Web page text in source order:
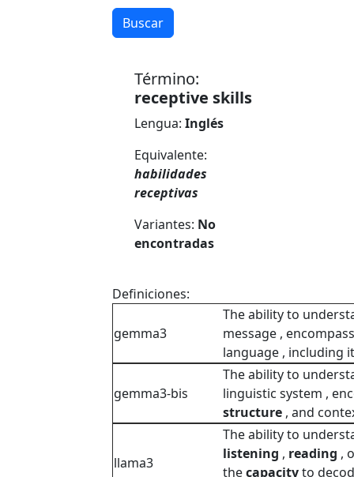
Buscar
Término:
receptive skills
Lengua: Inglés
Equivalente:
habilidades
receptivas
Variantes: No
encontradas
Definiciones:
gemma3
The ability to
message ,
language , including
gemma3-bis
The ability to
linguistic system ,
structure , and
llama3
The ability to
listening , reading ,
thecapacityto